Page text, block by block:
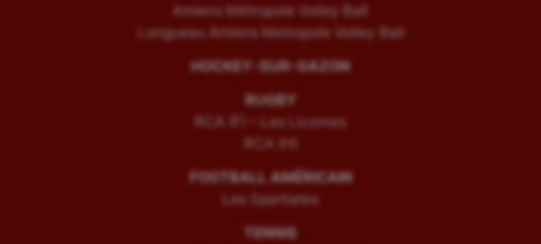
Amiens Métropole Volley Ball
Longueau Amiens Metropole Volley Ball
HOCKEY-SUR-GAZON
RUGBY
RCA (F) – Les Licornes
RCA (H)
FOOTBALL AMÉRICAIN
Les Spartiates
TENNIS